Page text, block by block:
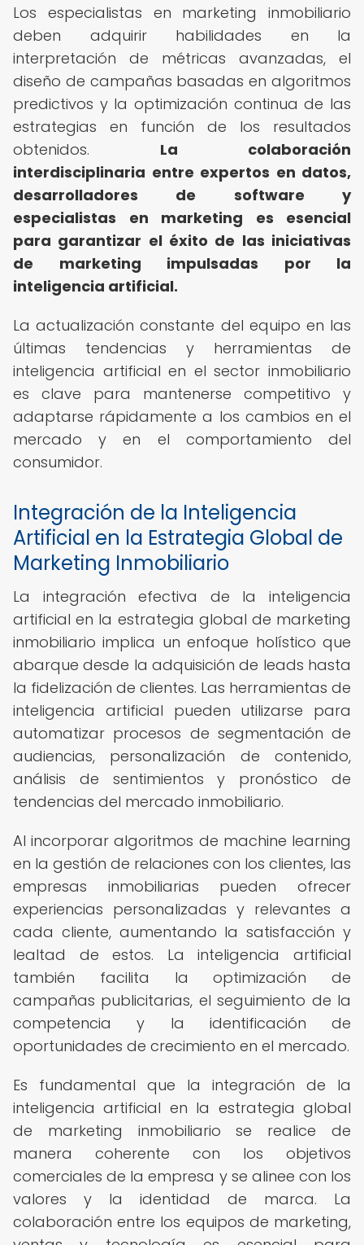
Los especialistas en marketing inmobiliario
deben adquirir habilidades en la
interpretación de métricas avanzadas, el
diseño de campañas basadas en algoritmos
predictivos y la optimización continua de las
estrategias en función de los resultados
obtenidos. La colaboración
interdisciplinaria entre expertos en datos,
desarrolladores de software y
especialistas en marketing es esencial
para garantizar el éxito de las iniciativas
de marketing impulsadas por la
inteligencia artificial.
La actualización constante del equipo en las
últimas tendencias y herramientas de
inteligencia artificial en el sector inmobiliario
es clave para mantenerse competitivo y
adaptarse rápidamente a los cambios en el
mercado y en el comportamiento del
consumidor.
Integración de la Inteligencia
Artificial en la Estrategia Global de
Marketing Inmobiliario
La integración efectiva de la inteligencia
artificial en la estrategia global de marketing
inmobiliario implica un enfoque holístico que
abarque desde la adquisición de leads hasta
la fidelización de clientes. Las herramientas de
inteligencia artificial pueden utilizarse para
automatizar procesos de segmentación de
audiencias, personalización de contenido,
análisis de sentimientos y pronóstico de
tendencias del mercado inmobiliario.
Al incorporar algoritmos de machine learning
en la gestión de relaciones con los clientes, las
empresas inmobiliarias pueden ofrecer
experiencias personalizadas y relevantes a
cada cliente, aumentando la satisfacción y
lealtad de estos. La inteligencia artificial
también facilita la optimización de
campañas publicitarias, el seguimiento de la
competencia y la identificación de
oportunidades de crecimiento en el mercado.
Es fundamental que la integración de la
inteligencia artificial en la estrategia global
de marketing inmobiliario se realice de
manera coherente con los objetivos
comerciales de la empresa y se alinee con los
valores y la identidad de marca. La
colaboración entre los equipos de marketing,